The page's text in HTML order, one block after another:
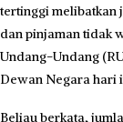
tertinggi melibatkan
dan pinjaman tidak
Undang-Undang
Dewan Negara hari
Beliau berkata,